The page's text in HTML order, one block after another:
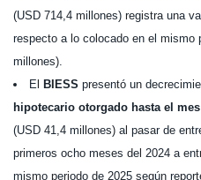
(USD 714,4 millones) registra una
respecto a lo colocado en el mismo
millones).
El BIESS presentó un
hipotecario otorgado hasta el
(USD 41,4 millones) al pasar de
primeros ocho meses del 2024 a
mismo periodo de 2025 según